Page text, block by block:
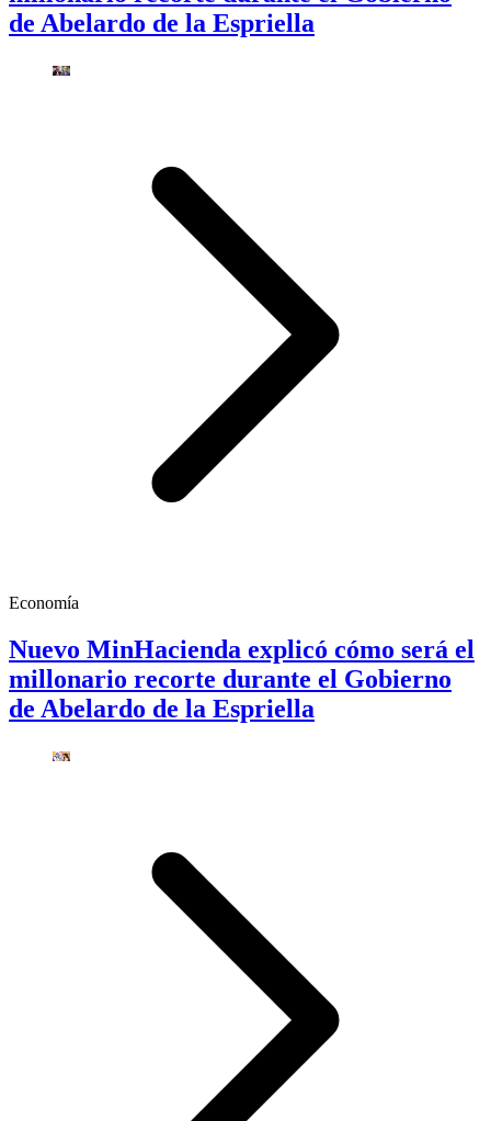
de Abelardo de la Espriella
Economía
Nuevo MinHacienda explicó cómo será el
millonario recorte durante el Gobierno
de Abelardo de la Espriella